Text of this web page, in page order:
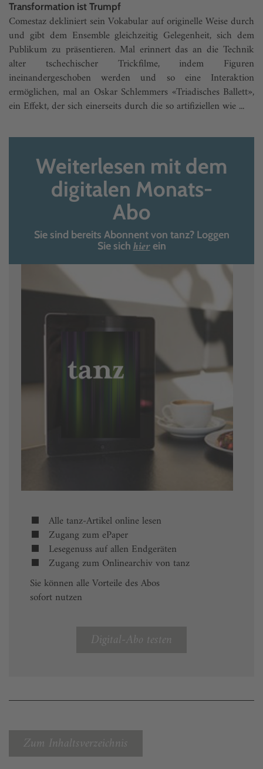
Transformation ist Trumpf
Comestaz dekliniert sein Vokabular auf originelle Weise durch
und gibt dem Ensemble gleichzeitig Gelegenheit, sich dem
Publikum zu präsentieren. Mal erinnert das an die Technik
alter tschechischer Trickfilme, indem Figuren
ineinandergeschoben werden und so eine Interaktion
ermöglichen, mal an Oskar Schlemmers «Triadisches Ballett»,
ein Effekt, der sich einerseits durch die so artifiziellen wie ...
Weiterlesen mit dem
digitalen Monats-
Abo
Sie sind bereits Abonnent von tanz? Loggen
Sie sich hierein
Alle tanz-Artikel online lesen
Zugang zum ePaper
Lesegenuss auf allen Endgeräten
Zugang zum Onlinearchiv von tanz
Sie können alle Vorteile des Abos
sofort nutzen
Digital-Abo testen
Zum Inhaltsverzeichnis